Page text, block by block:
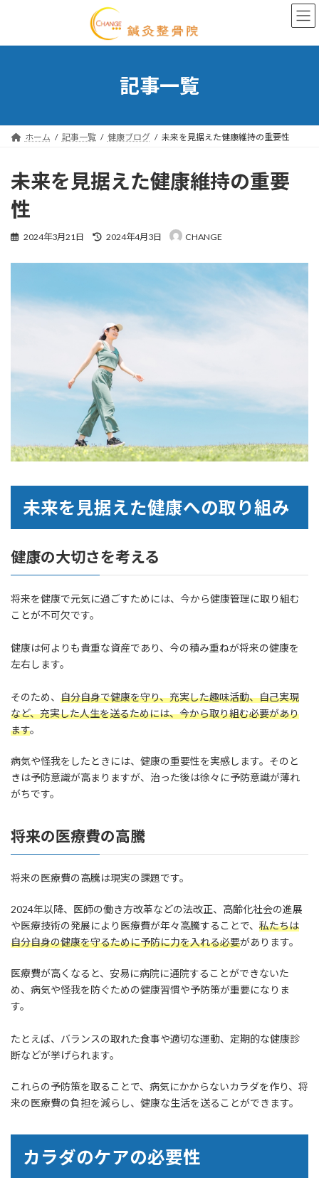
記事一覧
ホーム 記事一覧 健康ブログ 未来を見据えた健康維持の重要性
未来を見据えた健康維持の重要
性
2024年3月21日
Last
updated
2024年4月3日 CHANGE
未来を見据えた健康への取り組み
健康の大切さを考える
将来を健康で元気に過ごすためには、今から健康管理に取り組む
ことが不可欠です。
健康は何よりも貴重な資産であり、今の積み重ねが将来の健康を
左右します。
そのため、 自分自身で健康を守り、充実した趣味活動、自己実現
など、充実した人生を送るためには、今から取り組む必要があり
ます。
病気や怪我をしたときには、健康の重要性を実感します。そのと
きは予防意識が高まりますが、治った後は徐々に予防意識が薄れ
がちです。
将来の医療費の高騰
将来の医療費の高騰は現実の課題です。
2024年以降、医師の働き方改革などの法改正、高齢化社会の進展
や医療技術の発展により医療費が年々高騰することで、 私たちは
自分自身の健康を守るために予防に力を入れる必要があります。
医療費が高くなると、安易に病院に通院することができないた
め、病気や怪我を防ぐための健康習慣や予防策が重要になりま
す。
たとえば、バランスの取れた食事や適切な運動、定期的な健康診
断などが挙げられます。
これらの予防策を取ることで、病気にかからないカラダを作り、将
来の医療費の負担を減らし、健康な生活を送ることができます。
カラダのケアの必要性